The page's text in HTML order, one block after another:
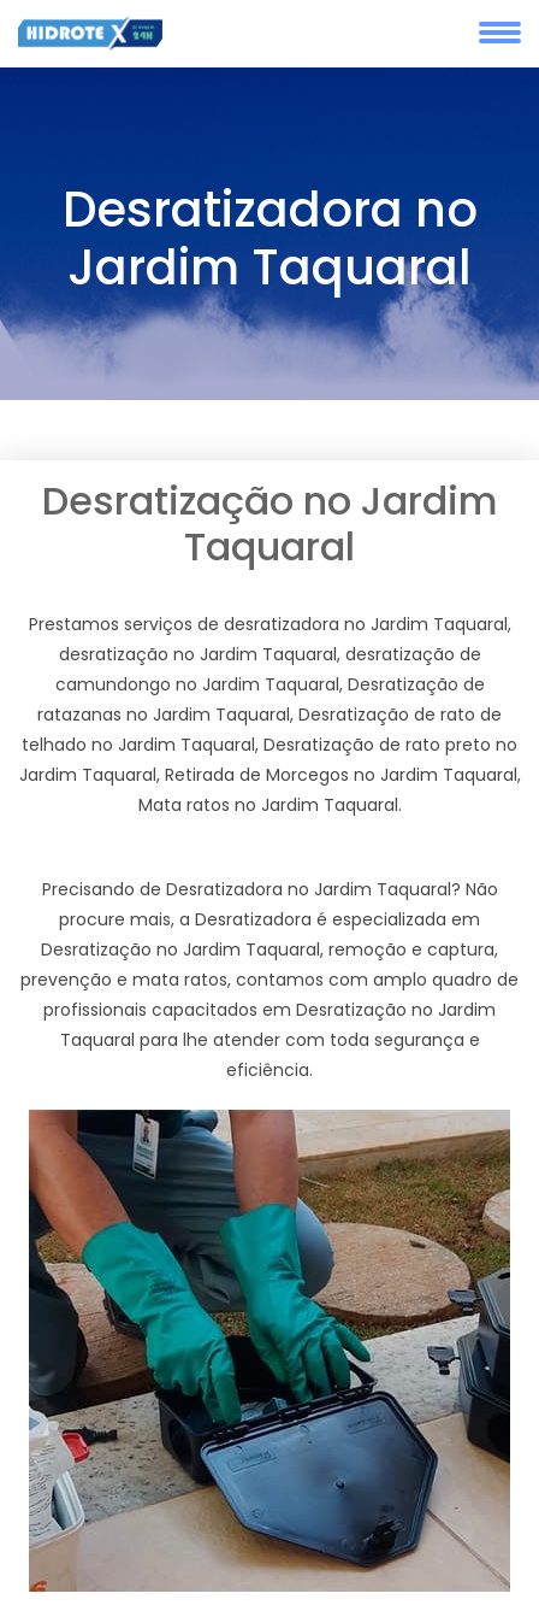
Desratizadora no
Jardim Taquaral
Desratização no Jardim
Taquaral
Prestamos serviços de desratizadora no Jardim Taquaral,
desratização no Jardim Taquaral, desratização de
camundongo no Jardim Taquaral, Desratização de
ratazanas no Jardim Taquaral, Desratização de rato de
telhado no Jardim Taquaral, Desratização de rato preto no
Jardim Taquaral, Retirada de Morcegos no Jardim Taquaral,
Mata ratos no Jardim Taquaral.
Precisando de Desratizadora no Jardim Taquaral? Não
procure mais, a Desratizadora é especializada em
Desratização no Jardim Taquaral, remoção e captura,
prevenção e mata ratos, contamos com amplo quadro de
profissionais capacitados em Desratização no Jardim
Taquaral para lhe atender com toda segurança e
eficiência.